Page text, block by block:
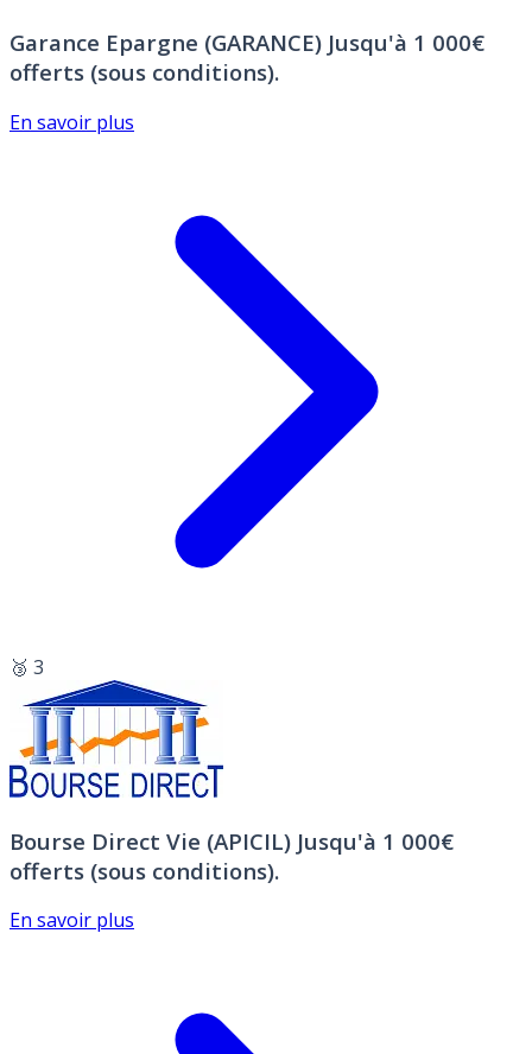
Garance Epargne (GARANCE) Jusqu'à 1 000€
offerts (sous conditions).
En savoir plus
🥉 3
Bourse Direct Vie (APICIL) Jusqu'à 1 000€
offerts (sous conditions).
En savoir plus